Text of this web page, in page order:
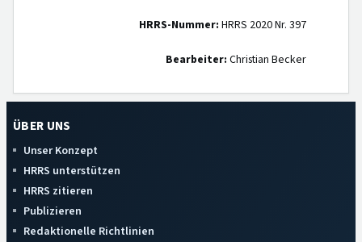
HRRS-Nummer: HRRS 2020 Nr. 397
Bearbeiter: Christian Becker
ÜBER UNS
Unser Konzept
HRRS unterstützen
HRRS zitieren
Publizieren
Redaktionelle Richtlinien